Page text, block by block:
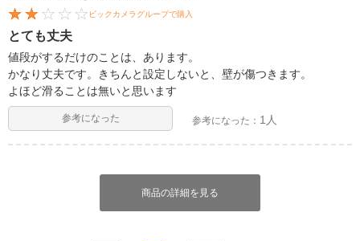
ビックカメラグループで購入
とても丈夫
値段がするだけのことは、あります。
かなり丈夫です。きちんと設定しないと、壁が傷つきます。
よほど滑ることは無いと思います
参考になった 参考になった： 1人
商品の詳細を見る